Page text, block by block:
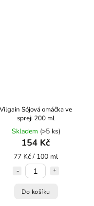
Vilgain Sójová omáčka ve
spreji 200 ml
Skladem (>5 ks)
154 Kč
77 Kč / 100 ml
Do košíku